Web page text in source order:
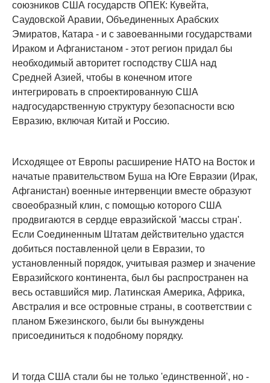
союзников США государств ОПЕК: Кувейта,
Саудовской Аравии, Объединенных Арабских
Эмиратов, Катара - и с завоеванными государствами
Ираком и Афганистаном - этот регион придал бы
необходимый авторитет господству США над
Средней Азией, чтобы в конечном итоге
интегрировать в спроектированную США
надгосударственную структуру безопасности всю
Евразию, включая Китай и Россию.
Исходящее от Европы расширение НАТО на Восток и
начатые правительством Буша на Юге Евразии (Ирак,
Афганистан) военные интервенции вместе образуют
своеобразный клин, с помощью которого США
продвигаются в сердце евразийской 'массы стран'.
Если Соединенным Штатам действительно удастся
добиться поставленной цели в Евразии, то
установленный порядок, учитывая размер и значение
Евразийского континента, был бы распространен на
весь оставшийся мир. Латинская Америка, Африка,
Австралия и все островные страны, в соответствии с
планом Бжезинского, были бы вынуждены
присоединиться к подобному порядку.
И тогда США стали бы не только 'единственной', но -